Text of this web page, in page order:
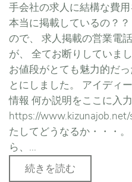
手会社の求人に結構な費用
本当に掲載しているの？
ので、 求人掲載の営業電
が、 全てお断りしていま
お値段がとても魅力的だ
とにしました。 アイディ
情報 何か説明をここに入
https://
たしてどうなるか・・・
ら、...
続きを読む